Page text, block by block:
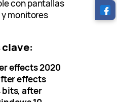
con pantallas
monitores
clave:
effects 2020
effects
bits,after